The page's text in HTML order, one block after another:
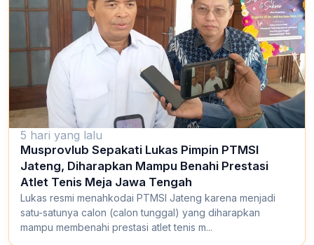
5 hari yang lalu
Musprovlub Sepakati Lukas Pimpin PTMSI
Jateng, Diharapkan Mampu Benahi Prestasi
Atlet Tenis Meja Jawa Tengah
Lukas resmi menahkodai PTMSI Jateng karena menjadi
satu-satunya calon (calon tunggal) yang diharapkan
mampu membenahi prestasi atlet tenis m...